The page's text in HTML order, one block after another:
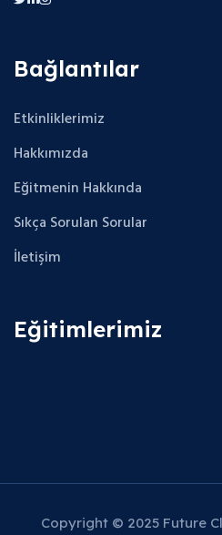
Bağlantılar
Etkinliklerimiz
Hakkımızda
Eğitmenin Hakkında
Sıkça Sorulan Sorular
İletişim
Eğitimlerimiz
Copyright © 2025 Future